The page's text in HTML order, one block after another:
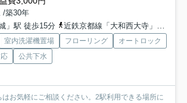
/築30年
」駅 徒歩15分
近鉄京都線「大和西大寺」駅 徒歩25分
室内洗濯機置場 フローリング
オートロック
公共下水
はお気軽にご相談ください。2駅利用できる場所に